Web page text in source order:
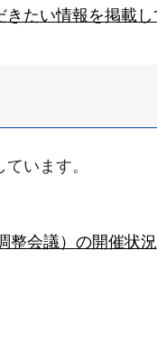
たい情報を掲載し
います。
整会議）の開催状況